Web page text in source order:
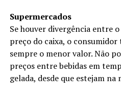
Supermercados
Se houver divergência entre
preço do caixa, o
sempre o menor valor. Não
preços entre bebidas em
gelada, desde que estejam na